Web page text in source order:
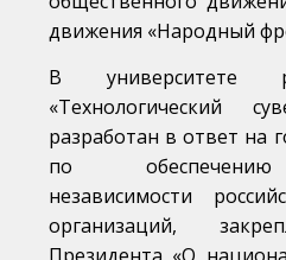
движения «Народный
В университете
«Технологический
разработан в ответ на
по обеспечению
независимости
организаций,
Президента «О